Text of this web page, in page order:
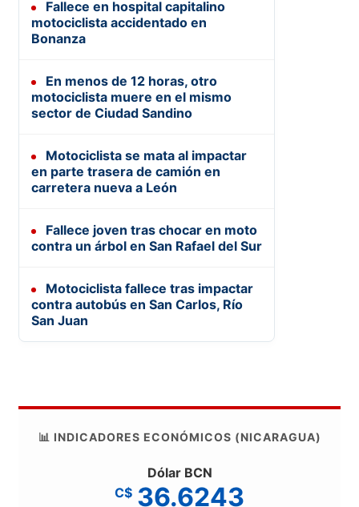
Fallece en hospital capitalino
motociclista accidentado en
Bonanza
En menos de 12 horas, otro
motociclista muere en el mismo
sector de Ciudad Sandino
Motociclista se mata al impactar
en parte trasera de camión en
carretera nueva a León
Fallece joven tras chocar en moto
contra un árbol en San Rafael del Sur
Motociclista fallece tras impactar
contra autobús en San Carlos, Río
San Juan
📊 INDICADORES ECONÓMICOS (NICARAGUA)
Dólar BCN
C$ 36.6243